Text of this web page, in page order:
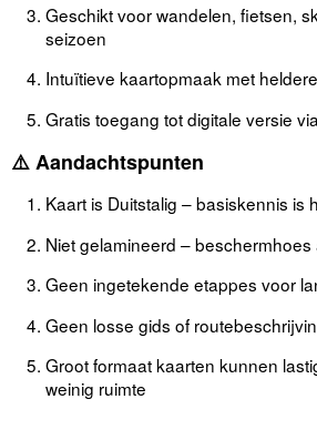
Geschikt voor wandelen, fietsen,
seizoen
Intuïtieve kaartopmaak met
Gratis toegang tot digitale versie
⚠️ Aandachtspunten
Kaart is Duitstalig – basiskennis is
Niet gelamineerd –
Geen ingetekende etappes voor
Geen losse gids of
Groot formaat kaarten kunnen
weinig ruimte